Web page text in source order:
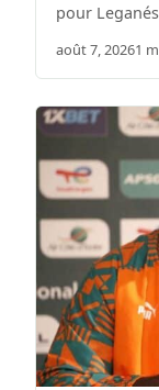
pour
août 7, 20261